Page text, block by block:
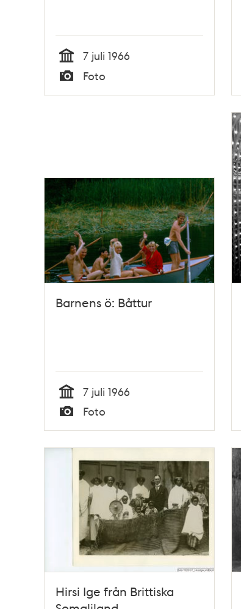
Tid
7 juli 1966
Typ
Foto
Barnens ö: Båttur
Tid
7 juli 1966
Typ
Foto
Hirsi Ige från Brittiska